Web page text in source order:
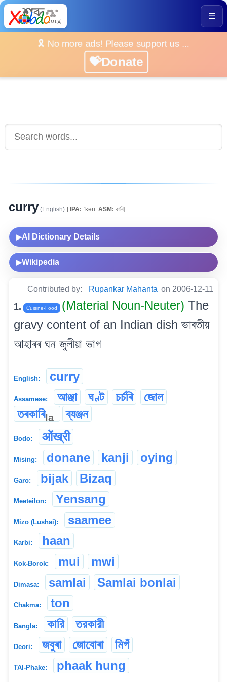
☰
🎗️ No more ads! Please support us ...
💝Donate
curry (English) [IPA: ˈkəriː ASM: কাৰি]
▶AI Dictionary Details
▶Wikipedia
Contributed by: Rupankar Mahanta on 2006-12-11
1. Cuisine-Food (Material Noun-Neuter) The
gravy content of an Indian dish ভাৰতীয়
আহাৰৰ ঘন জুলীয়া ভাগ
English: curry
Assamese: আঞ্জা ঘণ্ট চৰ্চৰি
জোল
তৰকাৰিla ব্যঞ্জন
Bodo: ओंख्री
Mising: donane kanji oying
Garo: bijak Bizaq
Meeteilon: Yensang
Mizo (Lushai): saamee
Karbi: haan
Kok-Borok: mui mwi
Dimasa: samlai Samlai bonlai
Chakma: ton
Bangla: কারি তরকারী
Deori: জবুৰা জোবোৰা মিগঁ
TAI-Phake: phaak hung